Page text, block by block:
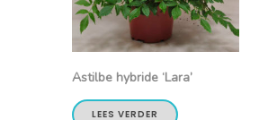
Astilbe hybride ‘Lara’
LEES VERDER